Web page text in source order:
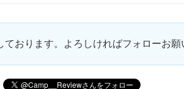
おります。よろしければフォローお願